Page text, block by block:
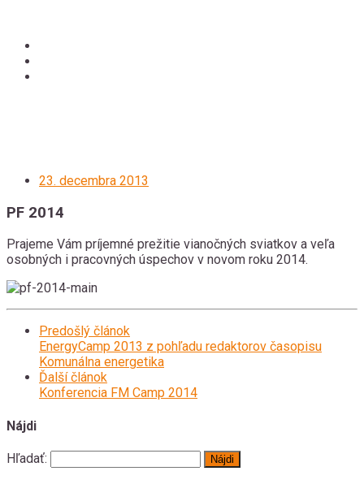
23. decembra 2013
PF 2014
Prajeme Vám príjemné prežitie vianočných sviatkov a veľa
osobných i pracovných úspechov v novom roku 2014.
Predošlý článok
EnergyCamp 2013 z pohľadu redaktorov časopisu
Komunálna energetika
Ďalší článok
Konferencia FM Camp 2014
Nájdi
Hľadať: